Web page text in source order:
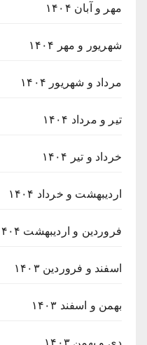
مهر و آبان ۱۴۰۴
شهریور و مهر ۱۴۰۴
مرداد و شهریور ۱۴۰۴
تیر و مرداد ۱۴۰۴
خرداد و تیر ۱۴۰۴
اردیبهشت و خرداد ۱۴۰۴
فروردین و اردیبهشت ۱۴۰۴
اسفند و فروردین ۱۴۰۳
بهمن و اسفند ۱۴۰۳
دی و بهمن ۱۴۰۳